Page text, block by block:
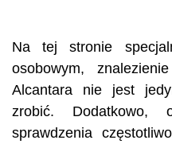
Na tej stronie
osobowym,
Alcantara nie jest
zrobić. Dodatkowo,
sprawdzenia